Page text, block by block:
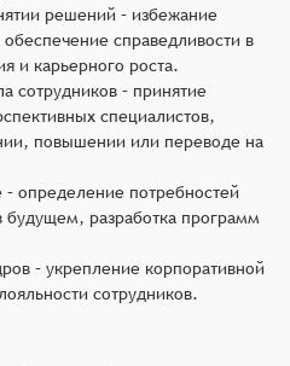
решений – избежание
справедливости в
и карьерного роста.
сотрудников – принятие
специалистов,
повышении или переводе на
определение потребностей
будущем, разработка программ
– укрепление корпоративной
сотрудников.